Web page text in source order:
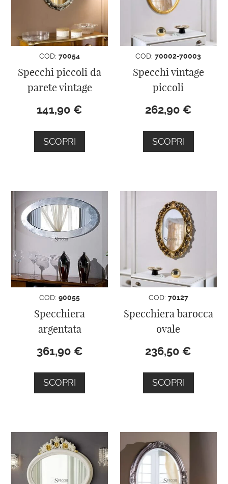
COD:70054
Specchi piccoli da
parete vintage
141,90 €
SCOPRI
COD:70002-70003
Specchi vintage
piccoli
262,90 €
SCOPRI
COD:90055
Specchiera
argentata
361,90 €
SCOPRI
COD: 70127
Specchiera barocca
ovale
236,50 €
SCOPRI